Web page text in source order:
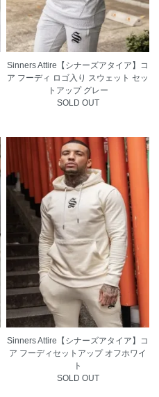
Sinners Attire【シナーズアタイア】コ
ア フーディ ロゴ入り スウェット セッ
トアップ グレー
SOLD OUT
Sinners Attire【シナーズアタイア】コ
ア フーディセットアップ オフホワイ
ト
SOLD OUT